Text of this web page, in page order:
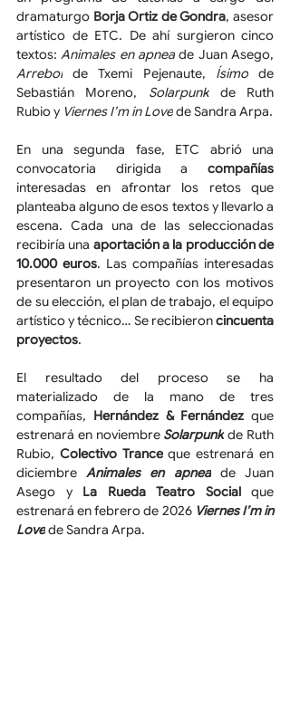
dramaturgo Borja Ortiz de Gondra, asesor
artístico de ETC. De ahí surgieron cinco
textos: Animales en apnea
Arrebol de Txemi Pejenaute, Ísimo de
Sebastián Moreno, Solarpunk de Ruth
Rubio y Viernes I’m in Love de Sandra Arpa.
En una segunda fase, ETC abrió una
convocatoria dirigida a
interesadas en afrontar los retos que
planteaba alguno de esos textos y llevarlo a
escena. Cada una de las seleccionadas
recibiría una aportación a la producción de
10.000 euros. Las compañías interesadas
presentaron un proyecto con los motivos
de su elección, el plan de trabajo, el equipo
artístico y técnico… Se recibieron cincuenta
proyectos.
El resultado del proceso se ha
materializado de la mano de tres
compañías, Hernández & Fernández que
estrenará en noviembre Solarpunk de Ruth
Rubio, Colectivo Trance que estrenará en
diciembre Animales en apnea de Juan
Asego y La Rueda Teatro Social que
estrenará en febrero de 2026 Viernes I’m in
Love de Sandra Arpa.